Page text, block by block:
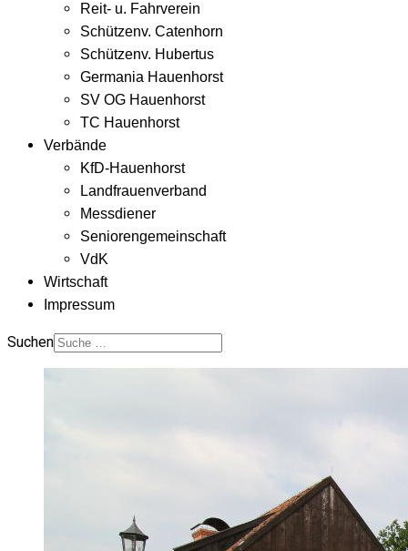
Reit- u. Fahrverein
Schützenv. Catenhorn
Schützenv. Hubertus
Germania Hauenhorst
SV OG Hauenhorst
TC Hauenhorst
Verbände
KfD-Hauenhorst
Landfrauenverband
Messdiener
Seniorengemeinschaft
VdK
Wirtschaft
Impressum
Suchen